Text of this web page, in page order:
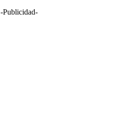
-Publicidad-